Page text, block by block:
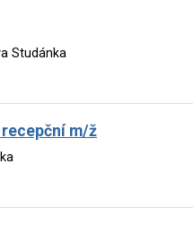
Studánka
m/ž